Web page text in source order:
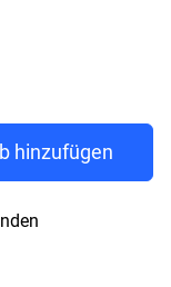
hinzufügen